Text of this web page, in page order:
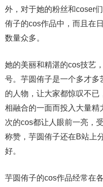
外，对于她的粉丝和coser
侑子的cos作品中，而且在
数量众多。
她的美丽和精湛的cos技艺
号。芋圆侑子是一个多才多
的人物，让大家都惊叹不
相融合的一面而投入大量精
次的cos都让人眼前一亮，
称赞，芋圆侑子还在B站上
好。
芋圆侑子的cos作品经常在